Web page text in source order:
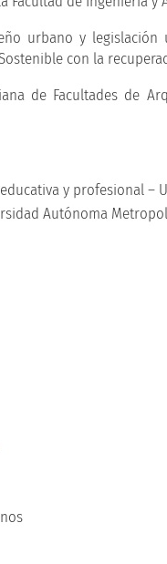
urbano y
con la
de Facultades de
y profesional –
Autónoma